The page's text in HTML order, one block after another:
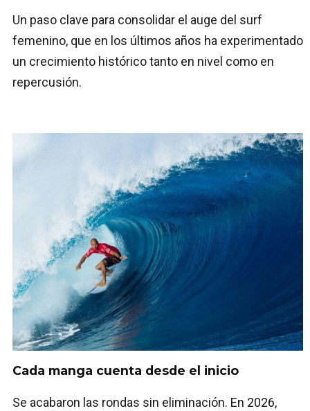
Un paso clave para consolidar el auge del surf
femenino, que en los últimos años ha experimentado
un crecimiento histórico tanto en nivel como en
repercusión.
Cada manga cuenta desde el inicio
Se acabaron las rondas sin eliminación. En 2026,